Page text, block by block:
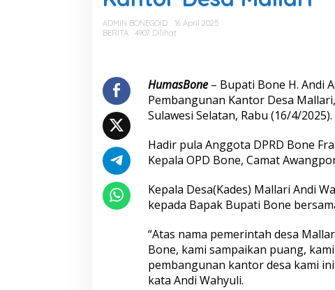
i
o
e
m
i
a
n
m
b
n
g
u
n
a
ADMIN BONEGOID
16 April 2025
BERITA
4907 Dilihat
HumasBone – Bupati Bone H. Andi
Pembangunan Kantor Desa
Sulawesi Selatan, Rabu (16/4/2025).
Hadir pula Anggota DPRD Bone
Kepala OPD Bone, Camat
Kepala Desa(Kades) Mallari Andi
kepada Bapak Bupati Bone
“Atas nama pemerintah desa
Bone, kami sampaikan puang,
pembangunan kantor desa kami
kata Andi Wahyuli.